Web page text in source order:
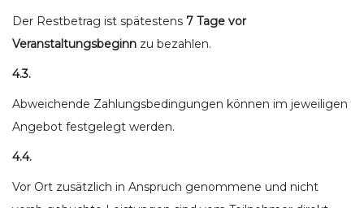
Der Restbetrag ist spätestens 7 Tage vor
Veranstaltungsbeginn zu bezahlen.
4.3.
Abweichende Zahlungsbedingungen können im jeweiligen
Angebot festgelegt werden.
4.4.
Vor Ort zusätzlich in Anspruch genommene und nicht